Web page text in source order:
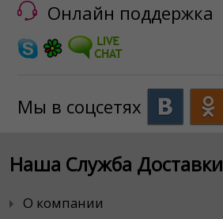
Онлайн поддержка
Мы в соцсетях
Наша Служба Доставки
О компании